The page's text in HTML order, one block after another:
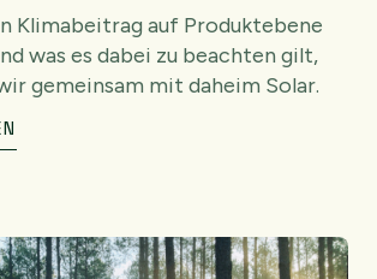
Klimabeitrag auf Produktebene
was es dabei zu beachten gilt,
gemeinsam mit daheim Solar.